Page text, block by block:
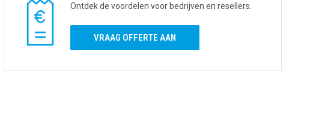
Ontdek de voordelen voor bedrijven en resellers.
VRAAG OFFERTE AAN